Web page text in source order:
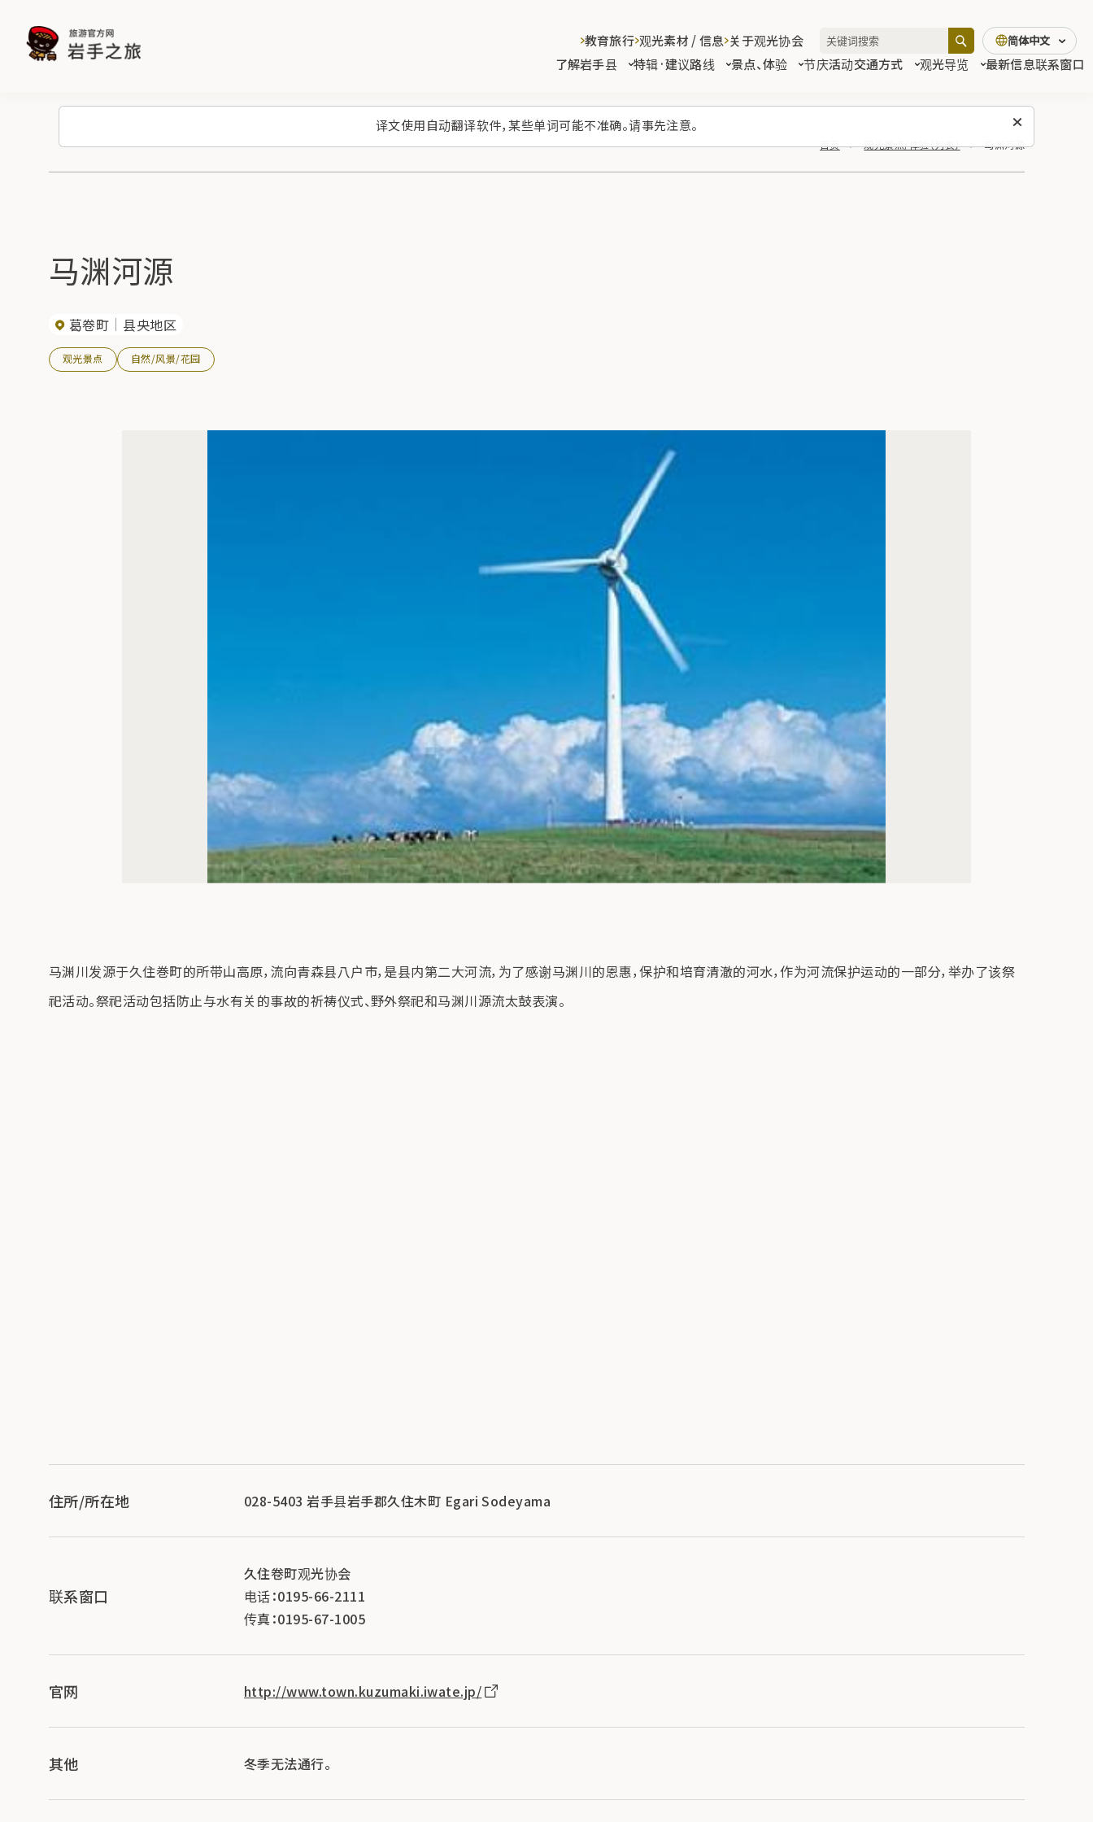
译文使用自动翻译软件，某些单词可能不准确。请事先注意。
了解岩手县 特辑·建议路线 景点、体验 节庆活动交通方式 观光导览 最新信息联系窗口
教育旅行 观光素材 / 信息 关于观光协会 简体中文
首页 观光景点/体验（列表） 马渊河源
马渊河源
葛卷町 县央地区
观光景点 自然/风景/花园
马渊川发源于久住巻町的所带山高原，流向青森县八户市，是县内第二大河流，为了感谢马渊川的恩惠，保护和培育清澈的河水，作为河流保护运动的一部分，举办了该祭
祀活动。祭祀活动包括防止与水有关的事故的祈祷仪式、野外祭祀和马渊川源流太鼓表演。
住所/所在地 028-5403 岩手县岩手郡久住木町 Egari Sodeyama
联系窗口
久住卷町观光协会
电话：0195-66-2111
传真：0195-67-1005
官网 http://www.town.kuzumaki.iwate.jp/
其他 冬季无法通行。